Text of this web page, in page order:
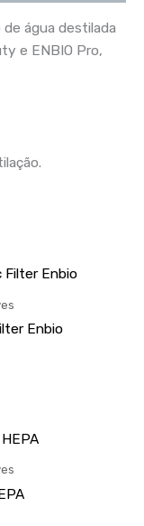
água destilada
e ENBIO Pro,
Enbio